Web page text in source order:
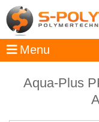
Aqua-Plus